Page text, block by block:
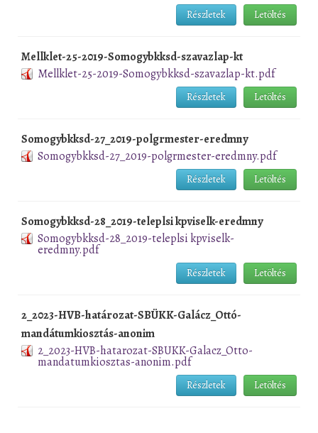
Letöltés
Részletek
Mellklet-25-2019-Somogybkksd-szavazlap-kt
Mellklet-25-2019-Somogybkksd-szavazlap-kt.pdf
Letöltés
Részletek
Somogybkksd-27_2019-polgrmester-eredmny
Somogybkksd-27_2019-polgrmester-eredmny.pdf
Letöltés
Részletek
Somogybkksd-28_2019-teleplsi kpviselk-eredmny
Somogybkksd-28_2019-teleplsi kpviselk-
eredmny.pdf
Letöltés
Részletek
2_2023-HVB-határozat-SBÜKK-Galácz_Ottó-
mandátumkiosztás-anonim
2_2023-HVB-hatarozat-SBUKK-Galacz_Otto-
mandatumkiosztas-anonim.pdf
Letöltés
Részletek